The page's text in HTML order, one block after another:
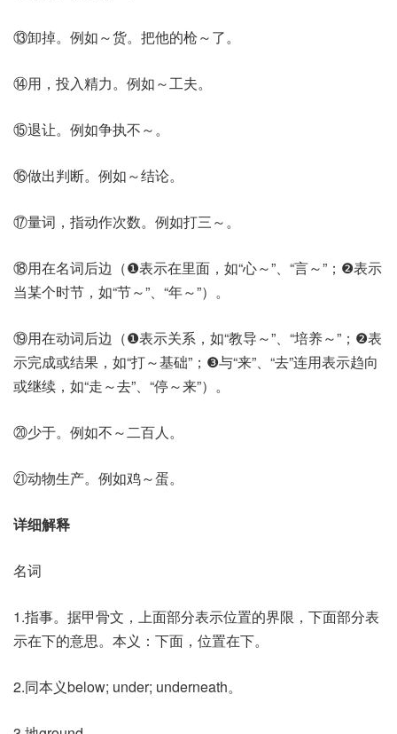
⑬卸掉。例如～货。把他的枪～了。
⑭用，投入精力。例如～工夫。
⑮退让。例如争执不～。
⑯做出判断。例如～结论。
⑰量词，指动作次数。例如打三～。
⑱用在名词后边（❶表示在里面，如“心～”、“言～”；❷表示
当某个时节，如“节～”、“年～”）。
⑲用在动词后边（❶表示关系，如“教导～”、“培养～”；❷表
示完成或结果，如“打～基础”；❸与“来”、“去”连用表示趋向
或继续，如“走～去”、“停～来”）。
⑳少于。例如不～二百人。
㉑动物生产。例如鸡～蛋。
详细解释
名词
1.指事。据甲骨文，上面部分表示位置的界限，下面部分表
示在下的意思。本义：下面，位置在下。
2.同本义below; under; underneath。